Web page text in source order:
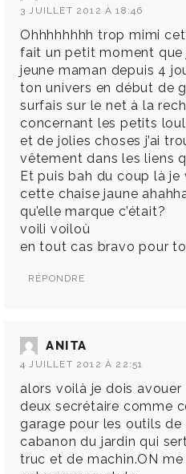
3 JUILLET 2012 À 18:46
Ohhhhhhhh trop mimi
fait un petit moment que
jeune maman depuis 4
ton univers en début de
surfais sur le net à la
concernant les petits
et de jolies choses j’ai
vêtement dans les liens
Et puis bah du coup là je
cette chaise jaune
qu’elle marque c’était?
voili voiloù
en tout cas bravo pour
RÉPONDRE
ANITA
4 JUILLET 2012 À 22:51
alors voilà je dois avouer
deux secrétaire comme
garage pour les outils
cabanon du jardin qui
truc et de machin.ON